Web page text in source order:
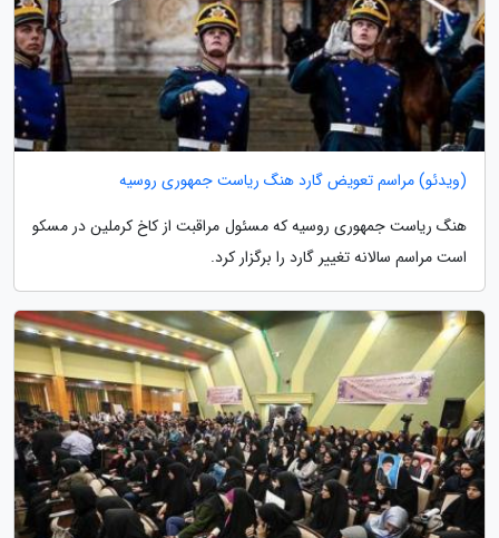
(ویدئو) مراسم تعویض گارد هنگ ریاست جمهوری روسیه
هنگ ریاست جمهوری روسیه که مسئول مراقبت از کاخ کرملین در مسکو
است مراسم سالانه تغییر گارد را برگزار کرد.